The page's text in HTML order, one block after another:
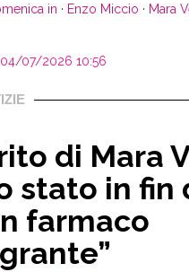
in · Enzo Miccio · Mara
07/2026 10:56
di Mara
stato in fin
farmaco